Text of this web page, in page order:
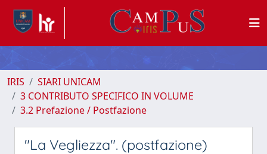
IRIS
SIARI UNICAM
3 CONTRIBUTO SPECIFICO IN VOLUME
3.2 Prefazione / Postfazione
"La Vegliezza". (postfazione)